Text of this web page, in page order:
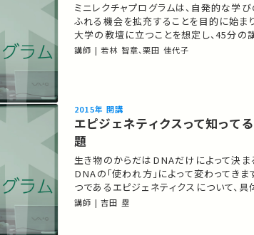
ミニレクチャプログラムは、自発的な学
ふれる機会を拡充することを目的に始ま
大学の教壇に立つことを想定し、45分の
壇する院生が「アクティブラーニング」の
講師 | 若林 智章、栗田 佳代子
2015年 開講
エピジェネティクスって知って
題
生き物のからだはDNAだけによって決ま
DNAの「使われ方」によって変わってき
つであるエピジェネティクスについて、
明します。 ミニレクチャプログラムは、自発的な学びの場である図書館で多
講師 | 吉田 塁